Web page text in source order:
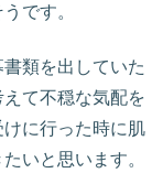
です。
類を出していた
て不穏な気配を
に行った時に肌
いと思います。